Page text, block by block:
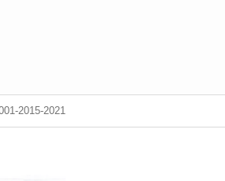
2015-2021